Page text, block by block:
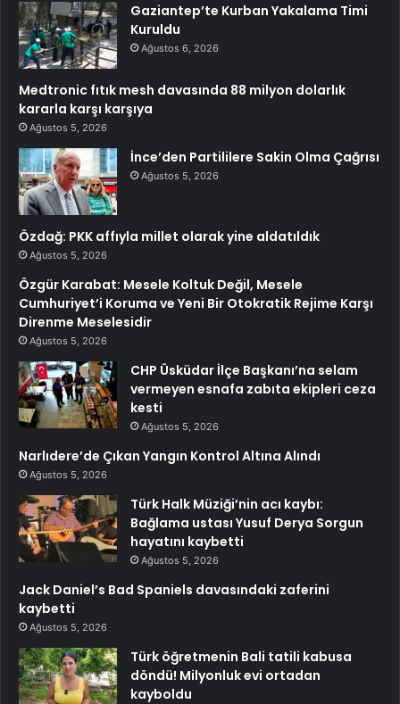
Gaziantep’te Kurban Yakalama Timi
Kuruldu
Ağustos 6, 2026
Medtronic fıtık mesh davasında 88 milyon dolarlık
kararla karşı karşıya
Ağustos 5, 2026
İnce’den Partililere Sakin Olma Çağrısı
Ağustos 5, 2026
Özdağ: PKK affıyla millet olarak yine aldatıldık
Ağustos 5, 2026
Özgür Karabat: Mesele Koltuk Değil, Mesele
Cumhuriyet’i Koruma ve Yeni Bir Otokratik Rejime Karşı
Direnme Meselesidir
Ağustos 5, 2026
CHP Üsküdar İlçe Başkanı’na selam
vermeyen esnafa zabıta ekipleri ceza
kesti
Ağustos 5, 2026
Narlıdere’de Çıkan Yangın Kontrol Altına Alındı
Ağustos 5, 2026
Türk Halk Müziği’nin acı kaybı:
Bağlama ustası Yusuf Derya Sorgun
hayatını kaybetti
Ağustos 5, 2026
Jack Daniel’s Bad Spaniels davasındaki zaferini
kaybetti
Ağustos 5, 2026
Türk öğretmenin Bali tatili kabusa
döndü! Milyonluk evi ortadan
kayboldu